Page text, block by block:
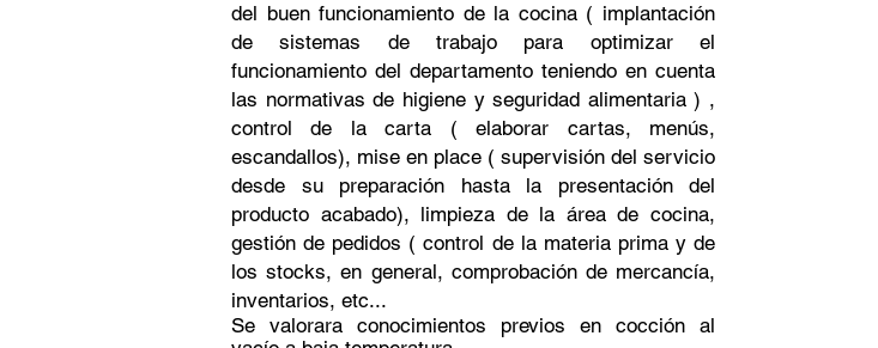
del buen funcionamiento de la cocina ( implantación
de sistemas de trabajo para optimizar el
funcionamiento del departamento teniendo en cuenta
las normativas de higiene y seguridad alimentaria ) ,
control de la carta ( elaborar cartas, menús,
escandallos), mise en place ( supervisión del servicio
desde su preparación hasta la presentación del
producto acabado), limpieza de la área de cocina,
gestión de pedidos ( control de la materia prima y de
los stocks, en general, comprobación de mercancía,
inventarios, etc...
Se valorara conocimientos previos en cocción al